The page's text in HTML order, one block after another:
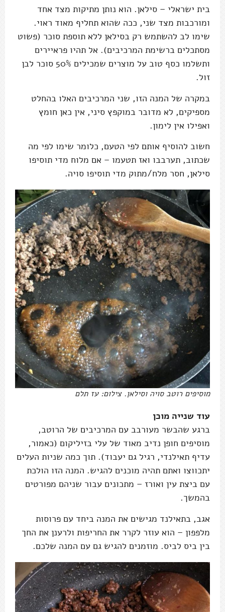
בית ישראלי – סילאן. הוא נותן מתיקות מצד אחד
ומורכבות מצד שני, ככה שהוא תחליף מאוד ראוי.
שימו לב להשתמש רק בסילאן ללא תוספת סוכר (פשוט
מסתכלים ברשימת המרכיבים). אל תהיו פראיירים
ותשלמו כסף טוב על מוצרים שמכילים 50% סוכר לבן
זול.
במקרה של המנה הזו, שני המרכיבים האלו בהחלט
מספיקים, לא מדובר במוקפץ סיני, אין כאן חומץ
ואפילו אין לימון.
חשוב להוסיף אותם לפי הטעם, כלומר שימו לפי מה
שכתוב, תערבבו ואז תטעמו – אם מלוח מדי תוסיפו
סילאן, חסר מלח/מתוק מדי תוסיפו סויה.
מוסיפים רוטב סויה וסילאן. צילום: עז תלם
עוד שנייה מוכן
ברגע שהבשר מעורבב עם המרכיבים של הרוטב,
מוסיפים חופן נדיב מאוד של עלי בזיליקום (כאמור,
עדיף תאילנדי, רגיל גם יעבוד). תוך כמה שניות העלים
יתכווצו ואתם תהיה מוכנים להגיש. המנה הזו הולכת
עם ביצת עין ואורז – מתכונים עבור שניהם מפורטים
בהמשך.
אגב, בתאילנד מגישים את המנה ביחד עם פרוסות
מלפפון – הוא עוזר לקרר את החריפות ולרענן את החך
בין ביס לביס. מוזמנים להגיש גם עם המנה שלכם.